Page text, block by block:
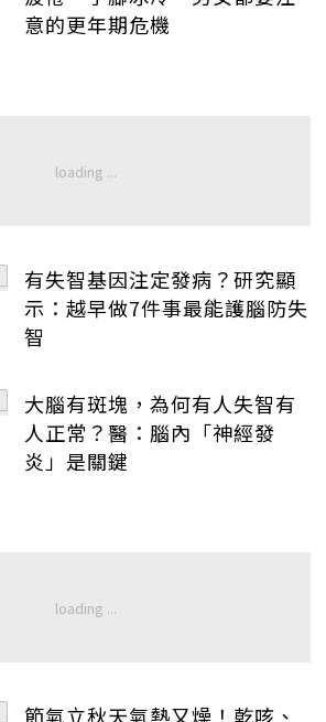
意的更年期危機
有失智基因注定發病？研究顯
示：越早做7件事最能護腦防失
智
大腦有斑塊，為何有人失智有
人正常？醫：腦內「神經發
炎」是關鍵
節氣立秋天氣熱又燥！乾咳、